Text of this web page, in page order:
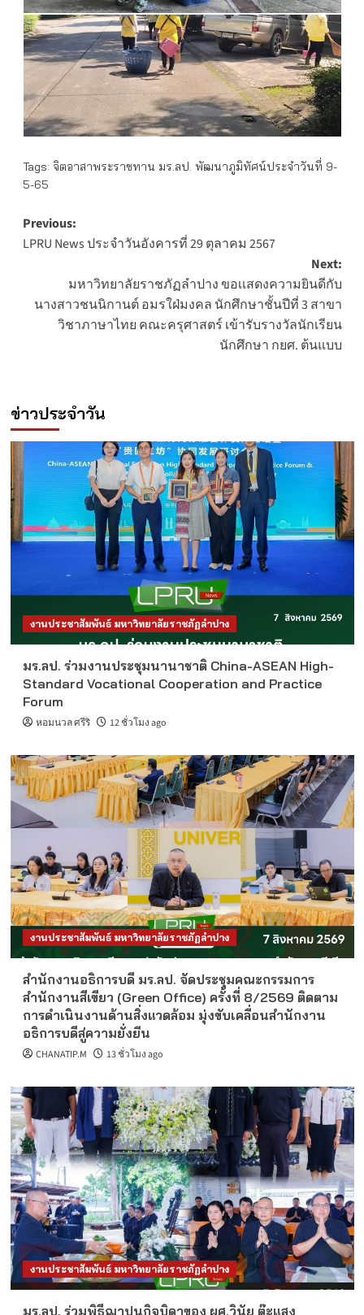
Tags: จิตอาสาพระราชทาน มร.ลป. พัฒนาภูมิทัศน์ประจำวันที่ 9-
5-65
Post
navigation
Previous:
LPRU News ประจำวันอังคารที่ 29 ตุลาคม 2567
Next:
มหาวิทยาลัยราชภัฏลำปาง ขอเเสดงความยินดีกับ
นางสาวชนนิกานต์ อมรใฝ่มงคล นักศึกษาชั้นปีที่ 3 สาขา
วิชาภาษาไทย คณะครุศาสตร์ เข้ารับรางวัลนักเรียน
นักศึกษา กยศ. ต้นแบบ
ข่าวประจำวัน
งานประชาสัมพันธ์ มหาวิทยาลัยราชภัฏลำปาง
มร.ลป. ร่วมงานประชุมนานาชาติ China-ASEAN High-
Standard Vocational Cooperation and Practice
Forum
หอมนวล ศรีริ 12 ชั่วโมง ago
งานประชาสัมพันธ์ มหาวิทยาลัยราชภัฏลำปาง
สำนักงานอธิการบดี มร.ลป. จัดประชุมคณะกรรมการ
สำนักงานสีเขียว (Green Office) ครั้งที่ 8/2569 ติดตาม
การดำเนินงานด้านสิ่งแวดล้อม มุ่งขับเคลื่อนสำนักงาน
อธิการบดีสู่ความยั่งยืน
CHANATIP.M 13 ชั่วโมง ago
งานประชาสัมพันธ์ มหาวิทยาลัยราชภัฏลำปาง
มร.ลป. ร่วมพิธีฌาปนกิจบิดาของ ผศ.วินัย ต๊ะแสง